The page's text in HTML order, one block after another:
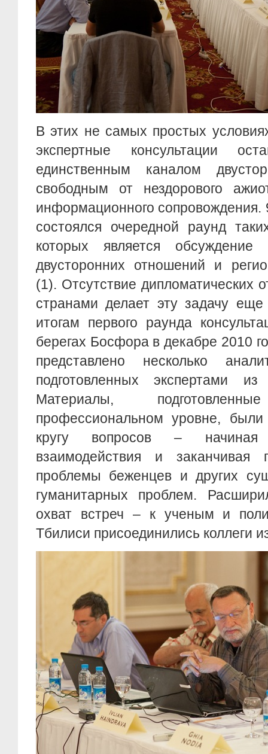
В этих не самых простых
экспертные консультации
единственным каналом
свободным от нездорового
информационного
состоялся очередной раунд
которых является обсуждение
двусторонних отношений и
(1). Отсутствие дипломатических
странами делает эту задачу
итогам первого раунда
берегах Босфора в декабре 2010
представлено несколько
подготовленных экспертами
Материалы,
профессиональном уровне,
кругу вопросов – начиная
взаимодействия и
проблемы беженцев и других
гуманитарных проблем.
охват встреч – к ученым и
Тбилиси присоединились коллеги